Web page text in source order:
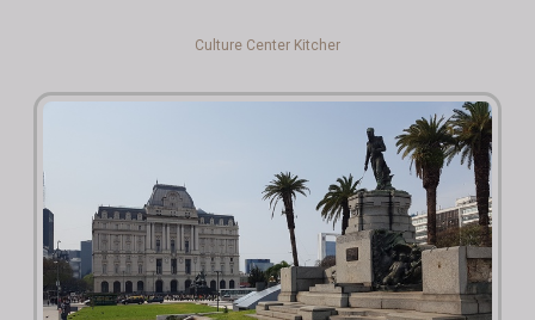
Culture Center Kitcher